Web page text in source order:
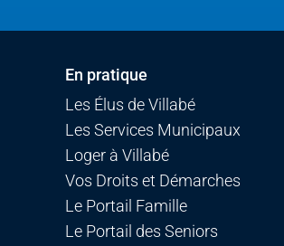
En pratique
Les Élus de Villabé
Les Services Municipaux
Loger à Villabé
Vos Droits et Démarches
Le Portail Famille
Le Portail des Seniors